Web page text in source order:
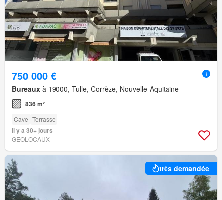
750 000 €
Bureaux à 19000, Tulle, Corrèze, Nouvelle-Aquitaine
836 m²
Cave Terrasse
Il y a 30+ jours
GEOLOCAUX
très demandée